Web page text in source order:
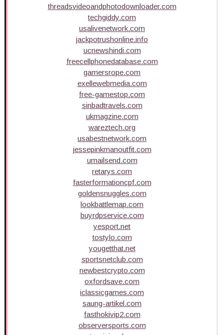
threadsvideoandphotodownloader.com
techgiddy.com
usalivenetwork.com
jackpotrushonline.info
ucnewshindi.com
freecellphonedatabase.com
gamersrope.com
exellewebmedia.com
free-gamestop.com
sinbadtravels.com
ukmagzine.com
wareztech.org
usabestnetwork.com
jessepinkmanoutfit.com
umailsend.com
retarys.com
fasterformationcpf.com
goldensnuggles.com
lookbattlemap.com
buyrdpservice.com
yesport.net
tostylo.com
yougetthat.net
sportsnetclub.com
newbestcrypto.com
oxfordsave.com
iclassicgames.com
saung-artikel.com
fasthokivip2.com
observersports.com